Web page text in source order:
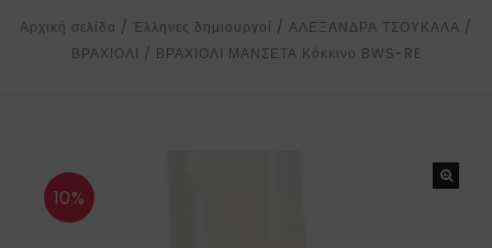
Αρχική σελίδα / Έλληνες δημιουργοί / ΑΛΕΞΑΝΔΡΑ ΤΣΟΥΚΑΛΑ /
ΒΡΑΧΙΟΛΙ / ΒΡΑΧΙΟΛΙ ΜΑΝΣΕΤΑ Κόκκινο BWS-RE
10%